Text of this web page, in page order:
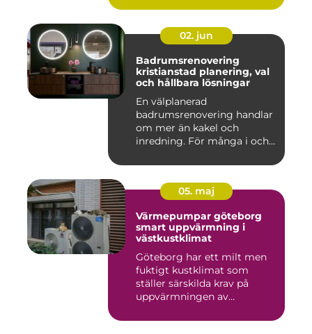
02. jun
Badrumsrenovering
kristianstad planering, val
och hållbara lösningar
En välplanerad
badrumsrenovering handlar
om mer än kakel och
inredning. För många i och
05. maj
Värmepumpar göteborg
smart uppvärmning i
västkustklimat
Göteborg har ett milt men
fuktigt kustklimat som
ställer särskilda krav på
uppvärmningen av